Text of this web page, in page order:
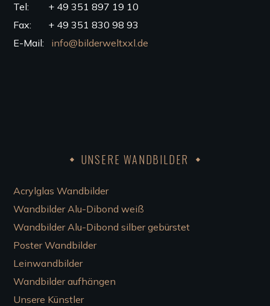
Tel: + 49 351 897 19 10
Fax: + 49 351 830 98 93
E-Mail: info@bilderweltxxl.de
UNSERE WANDBILDER
Acrylglas Wandbilder
Wandbilder Alu-Dibond weiß
Wandbilder Alu-Dibond silber gebürstet
Poster Wandbilder
Leinwandbilder
Wandbilder aufhängen
Unsere Künstler